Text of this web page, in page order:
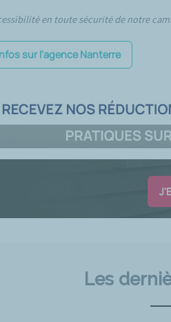
en toute sécurité de notre
sur l'agence Nanterre
Les